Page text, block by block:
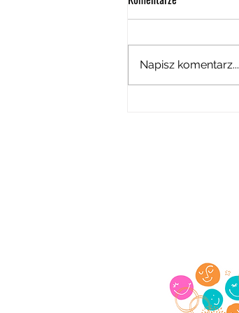
Napisz komentarz...